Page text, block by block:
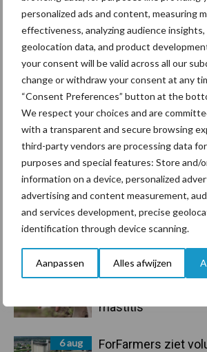
personalized ads and content, measuring
effectiveness, analyzing audience
geolocation data, and product
your consent will be valid across all our
change or withdraw your consent at any
“Consent Preferences” button at the
We respect your choices and are
with a transparent and secure browsing
third-party vendors are processing data
purposes and special features: Store and/
information on a device, personalized
advertising and content measurement,
and services development, precise
identification through device scanning.
Aanpassen Alles afwijzen
Primaire
Sidebar
Recent nieuws
10 aug
Machines en
doelwit criminelen
7 aug
droogte en
handel in de greep
De speenhuid: een
mastitis
6 aug
ForFarmers ziet
Toon meer